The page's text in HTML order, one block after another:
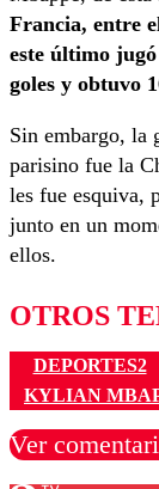
Francia, entre
este último
goles y obtuvo
Sin embargo, la
parisino fue la
les fue esquiva,
junto en un
ellos.
OTROS
DEPORTES2
KYLIAN
Ver